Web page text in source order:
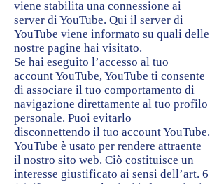
viene stabilita una connessione ai
server di YouTube. Qui il server di
YouTube viene informato su quali delle
nostre pagine hai visitato.
Se hai eseguito l’accesso al tuo
account YouTube, YouTube ti consente
di associare il tuo comportamento di
navigazione direttamente al tuo profilo
personale. Puoi evitarlo
disconnettendo il tuo account YouTube.
YouTube è usato per rendere attraente
il nostro sito web. Ciò costituisce un
interesse giustificato ai sensi dell’art. 6